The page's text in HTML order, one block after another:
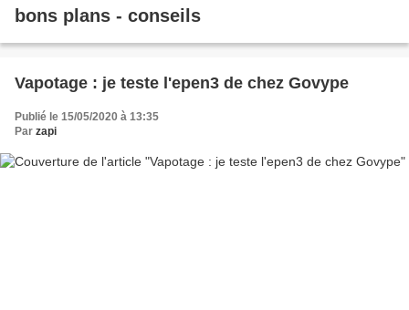
bons plans - conseils
Vapotage : je teste l'epen3 de chez Govype
Publié le 15/05/2020 à 13:35
Par zapi